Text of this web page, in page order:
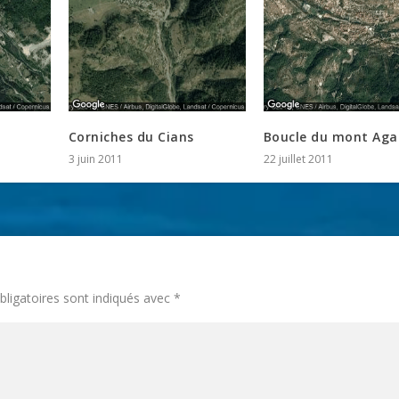
Corniches du Cians
3 juin 2011
Boucle du mont
22 juillet 2011
sont indiqués avec*